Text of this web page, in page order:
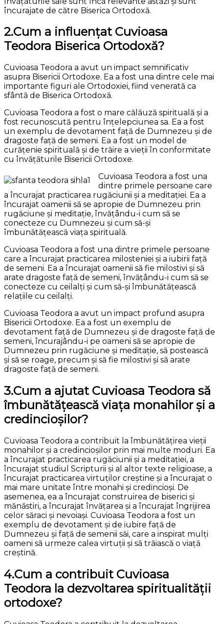
încurajate de către Biserica Ortodoxă.
2.Cum a influențat Cuvioasa
Teodora Biserica Ortodoxă?
Cuvioasa Teodora a avut un impact semnificativ
asupra Bisericii Ortodoxe. Ea a fost una dintre cele mai
importante figuri ale Ortodoxiei, fiind venerată ca
sfântă de Biserica Ortodoxă.
Cuvioasa Teodora a fost o mare călăuză spirituală și a
fost recunoscută pentru înțelepciunea sa. Ea a fost
un exemplu de devotament față de Dumnezeu și de
dragoste față de semeni. Ea a fost un model de
curățenie spirituală și de trăire a vieții în conformitate
cu învățăturile Bisericii Ortodoxe.
Cuvioasa Teodora a fost una
dintre primele persoane care
a încurajat practicarea rugăciunii și a meditației. Ea a
încurajat oamenii să se apropie de Dumnezeu prin
rugăciune și meditație, învățându-i cum să se
conecteze cu Dumnezeu și cum să-și
îmbunătățească viața spirituală.
Cuvioasa Teodora a fost una dintre primele persoane
care a încurajat practicarea milosteniei și a iubirii față
de semeni. Ea a încurajat oamenii să fie milostivi și să
arate dragoste față de semeni, învățându-i cum să se
conecteze cu ceilalți și cum să-și îmbunătățească
relațiile cu ceilalți.
Cuvioasa Teodora a avut un impact profund asupra
Bisericii Ortodoxe. Ea a fost un exemplu de
devotament față de Dumnezeu și de dragoste față de
semeni, încurajându-i pe oameni să se apropie de
Dumnezeu prin rugăciune și meditație, să postească
și să se roage, precum și să fie milostivi și să arate
dragoste față de semeni.
3.Cum a ajutat Cuvioasa Teodora să
îmbunătățească viața monahilor și a
credincioșilor?
Cuvioasa Teodora a contribuit la îmbunătățirea vieții
monahilor și a credincioșilor prin mai multe moduri. Ea
a încurajat practicarea rugăciunii și a meditației, a
încurajat studiul Scripturii și al altor texte religioase, a
încurajat practicarea virtuților creștine și a încurajat o
mai mare unitate între monahi și credincioși. De
asemenea, ea a încurajat construirea de biserici și
mănăstiri, a încurajat învățarea și a încurajat îngrijirea
celor săraci și nevoiași. Cuvioasa Teodora a fost un
exemplu de devotament și de iubire față de
Dumnezeu și față de semenii săi, care a inspirat mulți
oameni să urmeze calea virtuții și să trăiască o viață
creștină.
4.Cum a contribuit Cuvioasa
Teodora la dezvoltarea spiritualității
ortodoxe?